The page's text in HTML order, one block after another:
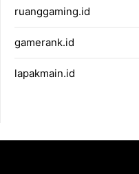
ruanggaming.id
gamerank.id
lapakmain.id